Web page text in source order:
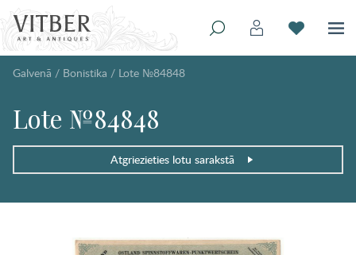
Galvenā / Bonistika / Lote №84848
Lote №84848
Atgriezieties lotu sarakstā